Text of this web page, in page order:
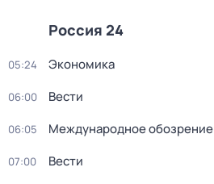
Россия 24
05:24 Экономика
06:00 Вести
06:05 Международное обозрение
07:00 Вести